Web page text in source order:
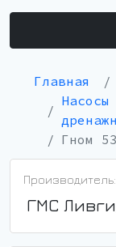
Главная
Насосы
Гном
Производитель:
ГМС